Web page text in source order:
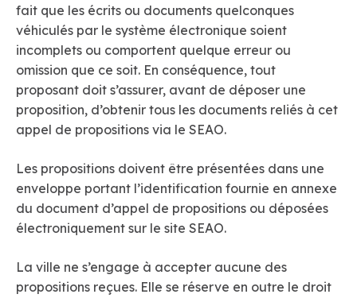
fait que les écrits ou documents quelconques
véhiculés par le système électronique soient
incomplets ou comportent quelque erreur ou
omission que ce soit. En conséquence, tout
proposant doit s’assurer, avant de déposer une
proposition, d’obtenir tous les documents reliés à cet
appel de propositions via le SEAO.
Les propositions doivent être présentées dans une
enveloppe portant l’identification fournie en annexe
du document d’appel de propositions ou déposées
électroniquement sur le site SEAO.
La ville ne s’engage à accepter aucune des
propositions reçues. Elle se réserve en outre le droit